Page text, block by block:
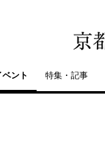
ベント 特集・記事